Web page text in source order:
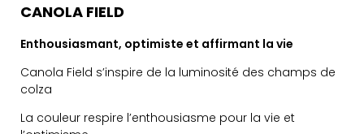
CANOLA FIELD
Enthousiasmant, optimiste et affirmant la vie
Canola Field s’inspire de la luminosité des champs de
colza
La couleur respire l’enthousiasme pour la vie et